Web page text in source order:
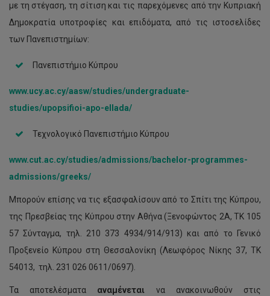
με τη στέγαση, τη σίτιση και τις παρεχόμενες από την Κυπριακή
Δημοκρατία υποτροφίες και επιδόματα, από τις ιστοσελίδες
των Πανεπιστημίων:
Πανεπιστήμιο Κύπρου
www.ucy.ac.cy/aasw/studies/undergraduate-
studies/upopsifioi-apo-ellada/
Τεχνολογικό Πανεπιστήμιο Κύπρου
www.cut.ac.cy/studies/admissions/bachelor-programmes-
admissions/greeks/
Μπορούν επίσης να τις εξασφαλίσουν από το Σπίτι της Κύπρου,
της Πρεσβείας της Κύπρου στην Αθήνα (Ξενοφώντος 2Α, ΤΚ 105
57 Σύνταγμα, τηλ. 210 373 4934/914/913) και από το Γενικό
Προξενείο Κύπρου στη Θεσσαλονίκη (Λεωφόρος Νίκης 37, ΤΚ
54013, τηλ. 231 026 0611/0697).
Τα αποτελέσματα αναμένεται να ανακοινωθούν στις